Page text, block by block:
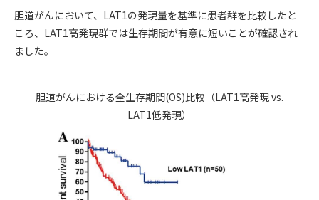
胆道がんにおいて、LAT1の発現量を基準に患者群を比較したと
ころ、LAT1高発現群では生存期間が有意に短いことが確認され
ました。
胆道がんにおける全生存期間(OS)比較（LAT1高発現 vs.
LAT1低発現）